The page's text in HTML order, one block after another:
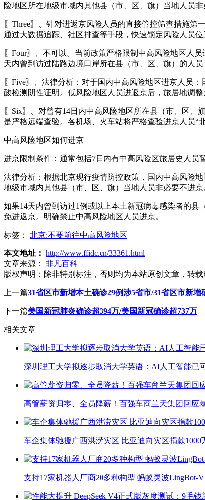
险地区所在地级市域内其他县（市、区、旗）当地人员非
〖Three〗、针对进返京风险人员的直接管控筛查措施
通过大数据追踪、社区排查等手段，快速锁定风险人员位
〖Four〗、不可以。当前政策严格限制中高风险地区人
天内曾到访过陆路边境口岸所在县（市、区、旗）的人
〖Five〗、法律分析：对于国内中高风险地区进京人员
酸检测阴性证明。低风险地区人员进返京后，旅居地调
〖Six〗、对曾有14日内中高风险地区所在县（市、区
是严格远端查验。各机场、火车站将严格查验进京人员“
中高风险地区如何进京
进京限制条件：通常包括7日内有中高风险区旅居史人员
法律分析：根据北京现行疫情防控政策，国内中高风险
地级市域内其他县（市、区、旗）当地人员非必要不进京
如果14天内曾到访过1例或以上本土新冠病毒感染者的
免进返京。明确禁止中高风险地区人员进京。
标签： 北京:不要前往中高风险地区
本文地址： http://www.ffidc.cn/33361.html
文章来源：
非凡百科
版权声明： 除非特别标注，否则均为本站原创文章，转载
上一篇31省区市新增本土确诊29例涉5省市/31省区市新增
下一篇美国新冠肺炎确诊超394万/美国新冠确诊超737万
相关文章
深圳理工大学拟逐步取消大学英语：AI人工智能已
高管薪资归零、全员降薪！百强车商兰天集团回应
车企集体驰援广西洪涝灾区 比亚迪向灾区捐款1000
支持17家机器人厂商20多种构型 蚂蚁灵波LingBot-